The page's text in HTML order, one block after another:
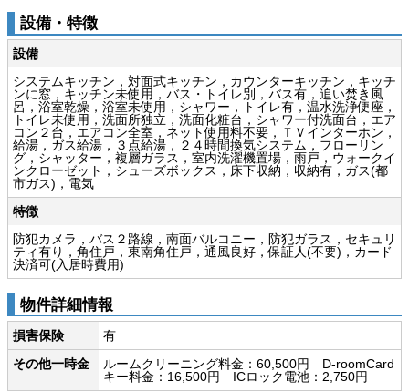
設備・特徴
設備
システムキッチン，対面式キッチン，カウンターキッチン，キッチ
ンに窓，キッチン未使用，バス・トイレ別，バス有，追い焚き風
呂，浴室乾燥，浴室未使用，シャワー，トイレ有，温水洗浄便座，
トイレ未使用，洗面所独立，洗面化粧台，シャワー付洗面台，エア
コン２台，エアコン全室，ネット使用料不要，ＴＶインターホン，
給湯，ガス給湯，３点給湯，２４時間換気システム，フローリン
グ，シャッター，複層ガラス，室内洗濯機置場，雨戸，ウォークイ
ンクローゼット，シューズボックス，床下収納，収納有，ガス(都
市ガス)，電気
特徴
防犯カメラ，バス２路線，南面バルコニー，防犯ガラス，セキュリ
ティ有り，角住戸，東南角住戸，通風良好，保証人(不要)，カード
決済可(入居時費用)
物件詳細情報
損害保険
有
その他一時金
ルームクリーニング料金：60,500円 D-roomCard
キー料金：16,500円 ICロック電池：2,750円